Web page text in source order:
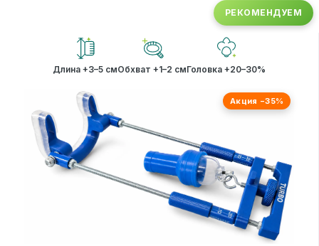
РЕКОМЕНДУЕМ
Длина +3–5 смОбхват +1–2 смГоловка +20–30%
Акция −35%